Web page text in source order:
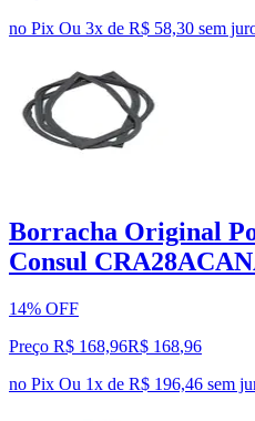
no Pix Ou 3x de R$ 58,30 sem
Borracha Original
Consul
14% OFF
Preço R$ 168,96R$ 168,96
no Pix Ou 1x de R$ 196,46 sem